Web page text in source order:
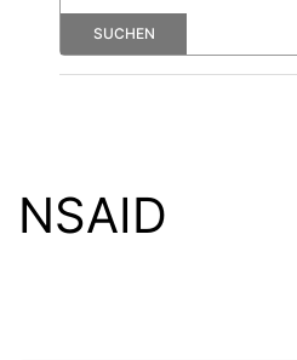
NSAID